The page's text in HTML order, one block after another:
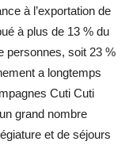
à l’exportation de
à plus de 13 % du
personnes, soit 23 %
a longtemps
Cuti Cuti
grand nombre
et de séjours